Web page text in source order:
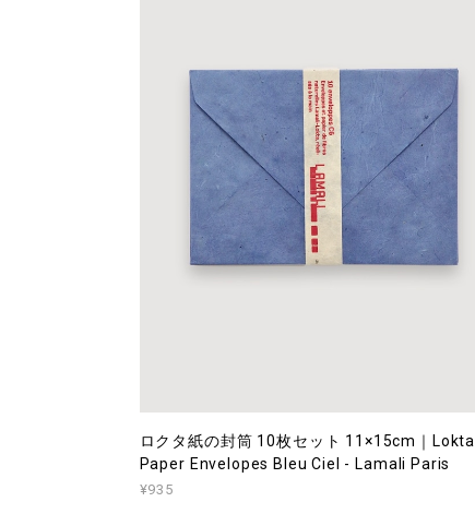
ロクタ紙の封筒 10枚セット 11×15cm｜Lokta
Paper Envelopes Bleu Ciel - Lamali Paris
¥935